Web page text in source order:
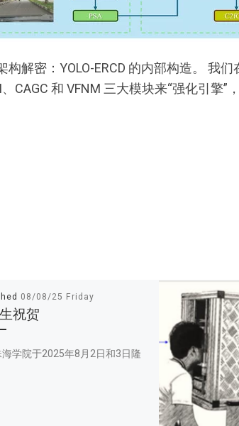
构解密：YOLO-ERCD 的内部构造。 我
CAGC 和 VFNM 三大模块来“强化引擎
08/08/25 Friday
祝贺
学院于2025年8月2日和3日隆